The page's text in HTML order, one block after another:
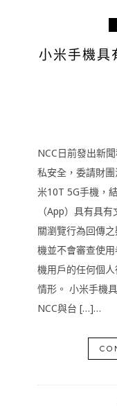
小米手機具
NCC日前發出新
私安全，委請財
米10T 5G手機，
（App）具有具
關瀏覽行為回傳
機並不會審查使
機用戶的任何個
情形。 小米手機
NCC與台 […]…